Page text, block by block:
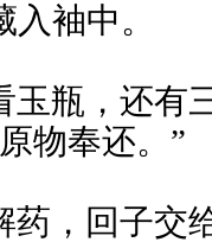
袖中。
瓶，还有
物奉还。”
，回子交